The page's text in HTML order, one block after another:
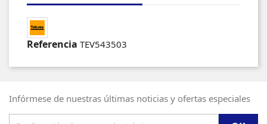
Referencia TEV543503
Infórmese de nuestras últimas noticias y ofertas especiales